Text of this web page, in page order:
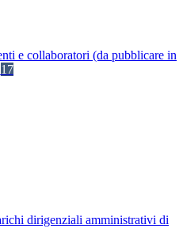
e collaboratori (da pubblicare in
17
dirigenziali amministrativi di